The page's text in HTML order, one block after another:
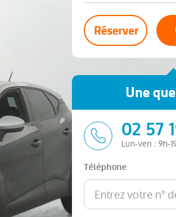
Réserver
Une
02 57
Lun-ven : 9h-
Téléphone